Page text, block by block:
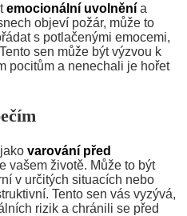
emocionální uvolnění a
objeví požár, může to
s potlačenými emocemi,
sen může být výzvou k
pocitům a nenechali je hořet
varování před
vašem životě. Může to být
v určitých situacích nebo
Tento sen vás vyzývá,
rizik a chránili se před